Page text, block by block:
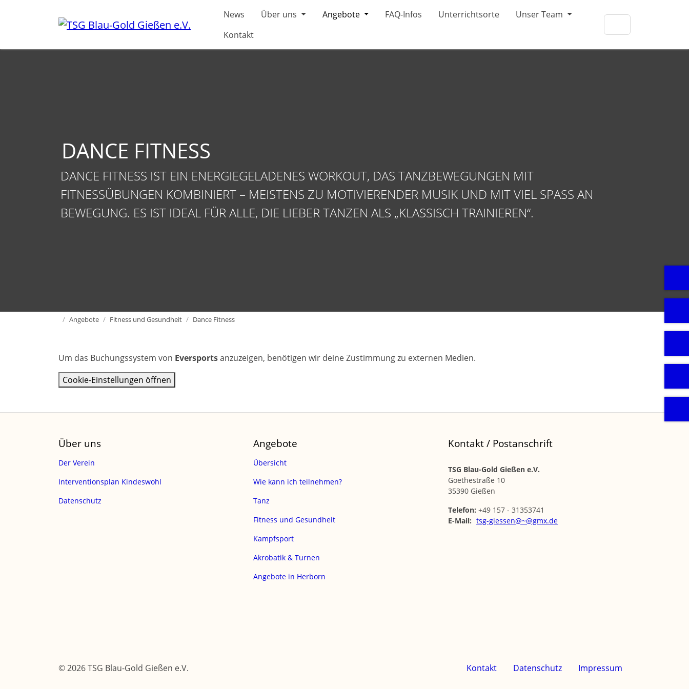
News Über uns Angebote FAQ-Infos Unterrichtsorte
Unser Team
Kontakt
DANCE FITNESS
DANCE FITNESS IST EIN ENERGIEGELADENES WORKOUT, DAS TANZBEWEGUNGEN MIT
FITNESSÜBUNGEN KOMBINIERT – MEISTENS ZU MOTIVIERENDER MUSIK UND MIT VIEL SPASS AN B
EWEGUNG. ES IST IDEAL FÜR ALLE, DIE LIEBER TANZEN ALS „KLASSISCH TRAINIEREN“.
HomeAngebote Fitness und Gesundheit Dance Fitness
Um das Buchungssystem von Eversportsanzuzeigen, benötigen wir deine Zustimmung zu externen Medien.
Cookie-Einstellungen öffnen
Über uns
Der Verein
Interventionsplan Kindeswohl
Datenschutz
Angebote
Übersicht
Wie kann ich teilnehmen?
Tanz
Fitness und Gesundheit
Kampfsport
Akrobatik & Turnen
Angebote in Herborn
Kontakt / Postanschrift
TSG Blau-Gold Gießen e.V.
Goethestraße 10
35390 Gießen
Telefon: +49 157 - 31353741
E-Mail: tsg-giessen@~@gmx.de
© 2026 TSG Blau-Gold Gießen e.V. Kontakt Datenschutz Impressum